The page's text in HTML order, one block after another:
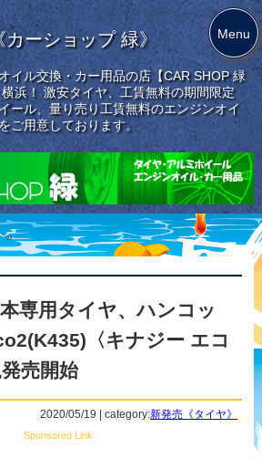
ーショップ 緑》
イル交換・カー用品の店【CAR SHOP 緑
横浜！ 激安タイヤ、工賃無料の期間限定
ール、量り売り工賃無料のエンジンオイ
ご用意しております。
»
本専用タイヤ、ハンコッ
〈キナジー エコ
売開始
2020/05/19 | category:新発売《タイヤ》
Sponsored Link
Menu